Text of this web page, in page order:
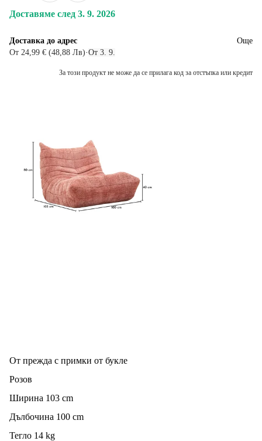
Доставяме след 3. 9. 2026
Доставка до адрес
От 24,99 € (48,88 Лв)·От 3. 9.
Още
За този продукт не може да се прилага код за отстъпка или кредит
От прежда с примки от букле
Розов
Ширина 103 cm
Дълбочина 100 cm
Тегло 14 kg